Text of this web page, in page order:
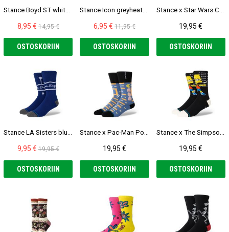
8,95 € 14,95 €
OSTOSKORIIN
6,95 € 11,95 €
OSTOSKORIIN
19,95 €
OSTOSKORIIN
9,95 € 19,95 €
OSTOSKORIIN
19,95 €
OSTOSKORIIN
19,95 €
OSTOSKORIIN